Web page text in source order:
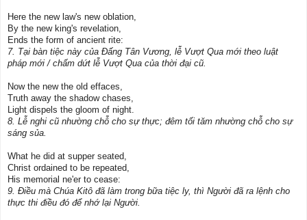
Here the new law's new oblation,
By the new king's revelation,
Ends the form of ancient rite:
7. Tại bàn tiệc này của Ðấng Tân Vương, lễ Vượt Qua mới theo luật
pháp mới / chấm dứt lễ Vượt Qua của thời đại cũ.
Now the new the old effaces,
Truth away the shadow chases,
Light dispels the gloom of night.
8. Lễ nghi cũ nhường chỗ cho sự thực; đêm tối tăm nhường chỗ cho sự
sáng sủa.
What he did at supper seated,
Christ ordained to be repeated,
His memorial ne'er to cease:
9. Ðiều mà Chúa Kitô đã làm trong bữa tiệc ly, thì Người đã ra lệnh cho
thực thi điều đó để nhớ lại Người.